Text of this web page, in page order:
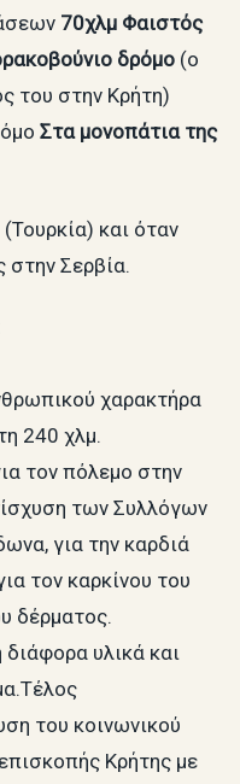
70χλμ Φαιστός
δρόμο (ο
του στην Κρήτη)
Στα μονοπάτια της
και όταν
στην Σερβία.
χαρακτήρα
240 χλμ.
τον πόλεμο στην
των Συλλόγων
για την καρδιά
τον καρκίνου του
δέρματος.
υλικά και
του κοινωνικού
Κρήτης με